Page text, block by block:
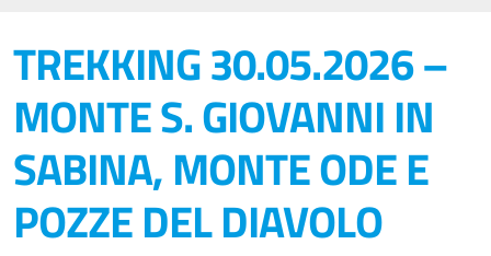
TREKKING 30.05.2026 –
MONTE S. GIOVANNI IN
SABINA, MONTE ODE E
POZZE DEL DIAVOLO